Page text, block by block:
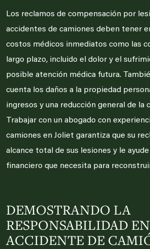
Los reclamos de compensación por
accidentes de camiones deben tener
costos médicos inmediatos como las
largo plazo, incluido el dolor y el
posible atención médica futura.
cuenta los daños a la propiedad
ingresos y una reducción general de la
Trabajar con un abogado con
camiones en Joliet garantiza que su
alcance total de sus lesiones y le
financiero que necesita para
DEMOSTRANDO LA
RESPONSABILIDAD
ACCIDENTE DE